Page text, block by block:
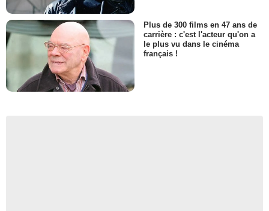
Plus de 300 films en 47 ans de
carrière : c'est l'acteur qu'on a
le plus vu dans le cinéma
français !